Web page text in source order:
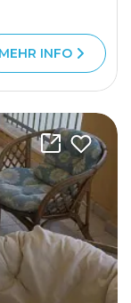
MEHR INFO